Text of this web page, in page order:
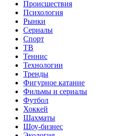
Происшествия
Психология
Рынки
Сериалы
Спорт
ТВ
Теннис
Технологии
Тренды
Фигурное катание
Фильмы и сериалы
Футбол
Хоккей
Шахматы
Шоу-бизнес